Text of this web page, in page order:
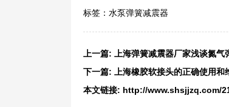
标签： 水泵弹簧减震器
上一篇:
上海弹簧减震器厂家浅谈氮
下一篇:
上海橡胶软接头的正确使用
本文链接: http://www.shsjjzq.com/